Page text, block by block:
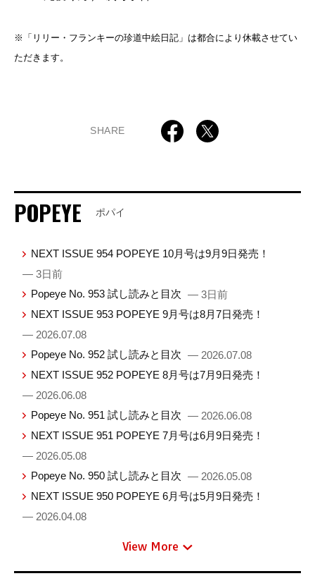
※「リリー・フランキーの珍道中絵日記」は都合により休載させてい
ただきます。
SHARE
POPEYE ポパイ
NEXT ISSUE 954 POPEYE 10月号は9月9日発売！
— 3日前
Popeye No. 953 試し読みと目次 — 3日前
NEXT ISSUE 953 POPEYE 9月号は8月7日発売！
— 2026.07.08
Popeye No. 952 試し読みと目次 — 2026.07.08
NEXT ISSUE 952 POPEYE 8月号は7月9日発売！
— 2026.06.08
Popeye No. 951 試し読みと目次 — 2026.06.08
NEXT ISSUE 951 POPEYE 7月号は6月9日発売！
— 2026.05.08
Popeye No. 950 試し読みと目次 — 2026.05.08
NEXT ISSUE 950 POPEYE 6月号は5月9日発売！
— 2026.04.08
View More